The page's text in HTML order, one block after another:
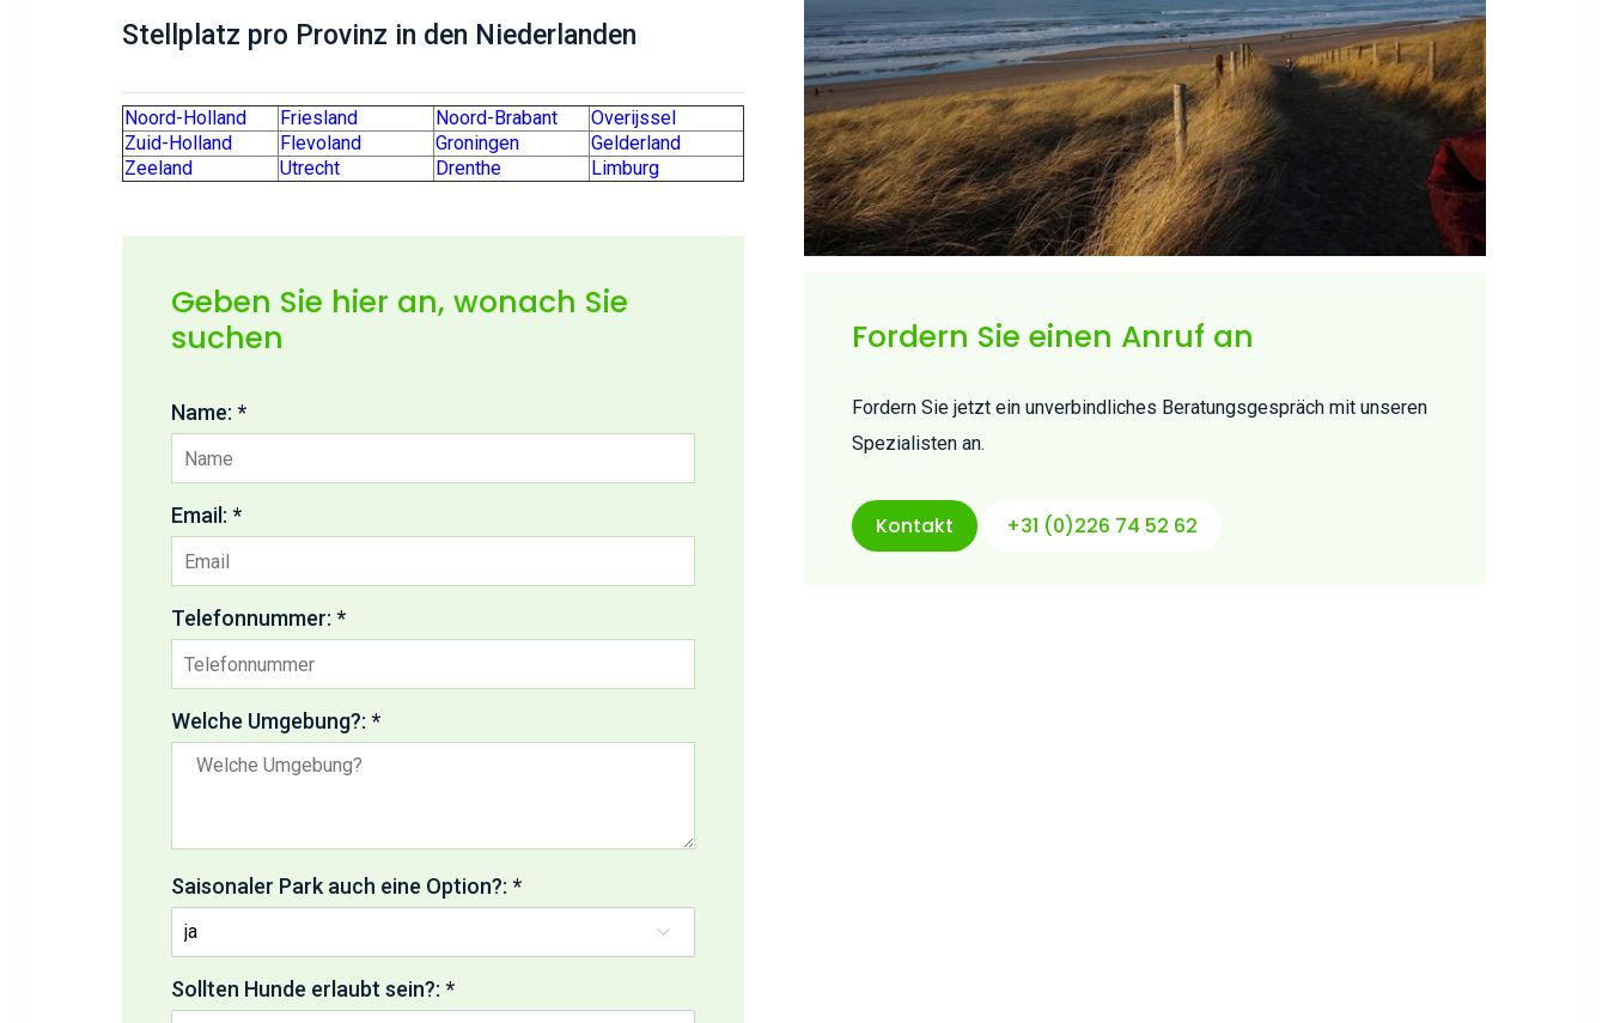
Stellplatz pro Provinz in den Niederlanden
Noord-Holland Friesland Noord-Brabant
Overijssel
Zuid-Holland
Flevoland Groningen
Gelderland
Zeeland
Utrecht Drenthe Limburg
Geben Sie hier an, wonach Sie
suchen
Name: *
Email: *
Telefonnummer: *
Welche Umgebung?: *
Saisonaler Park auch eine Option?: *
Sollten Hunde erlaubt sein?: *
Fordern Sie einen Anruf an
Fordern Sie jetzt ein unverbindliches Beratungsgespräch mit unseren
Spezialisten an.
Kontakt +31 (0)226 74 52 62